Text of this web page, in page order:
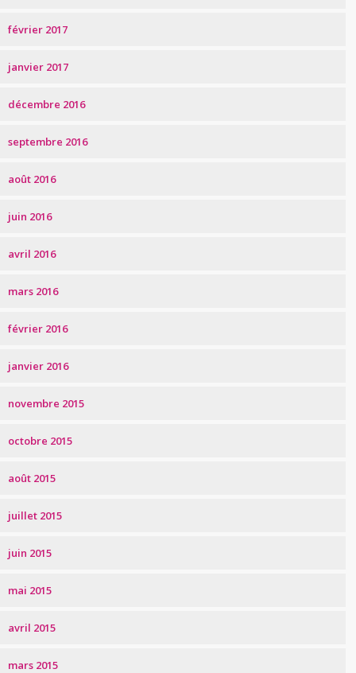
février 2017
janvier 2017
décembre 2016
septembre 2016
août 2016
juin 2016
avril 2016
mars 2016
février 2016
janvier 2016
novembre 2015
octobre 2015
août 2015
juillet 2015
juin 2015
mai 2015
avril 2015
mars 2015